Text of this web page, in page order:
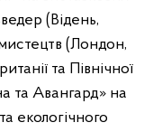
(Відень,
мистецтв (Лондон,
та Північної
та Авангард» на
екологічного